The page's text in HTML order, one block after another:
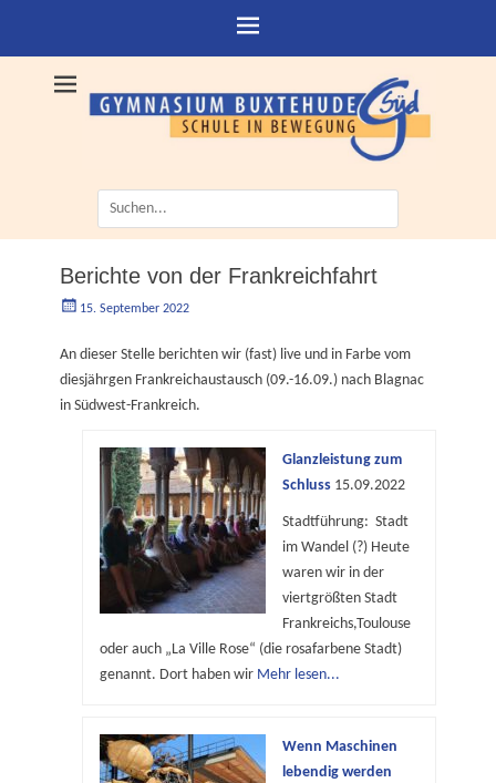
Suche
nach:
Berichte von der Frankreichfahrt
Geschrieben
15. September 2022
An dieser Stelle berichten wir (fast) live und in Farbe vom
diesjährgen Frankreichaustausch (09.-16.09.) nach Blagnac
in Südwest-Frankreich.
Glanzleistung zum
Schluss 15.09.2022
Stadtführung: Stadt
im Wandel (?) Heute
waren wir in der
viertgrößten Stadt
Frankreichs,Toulouse
oder auch „La Ville Rose“ (die rosafarbene Stadt)
genannt. Dort haben wir Mehr lesen...
Wenn Maschinen
lebendig werden